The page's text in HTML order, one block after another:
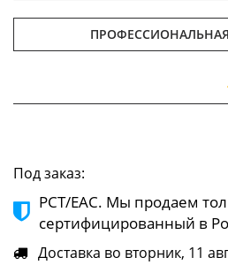
Под заказ:
РСТ/ЕАС. Мы продаем
сертифицированный в
Доставка во вторник, 11